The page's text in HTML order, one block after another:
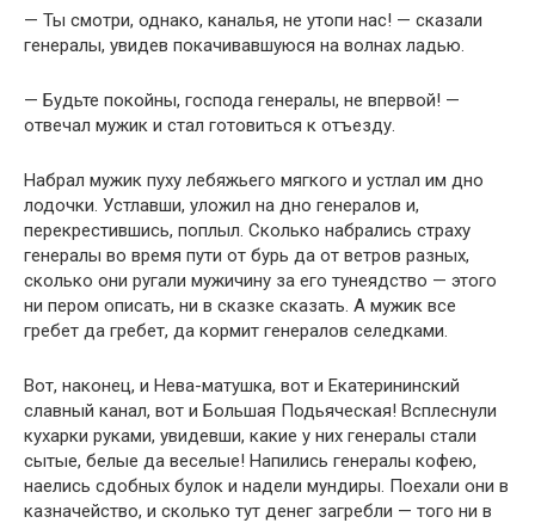
— Ты смотри, однако, каналья, не утопи нас! — сказали
генералы, увидев покачивавшуюся на волнах ладью.
— Будьте покойны, господа генералы, не впервой! —
отвечал мужик и стал готовиться к отъезду.
Набрал мужик пуху лебяжьего мягкого и устлал им дно
лодочки. Устлавши, уложил на дно генералов и,
перекрестившись, поплыл. Сколько набрались страху
генералы во время пути от бурь да от ветров разных,
сколько они ругали мужичину за его тунеядство — этого
ни пером описать, ни в сказке сказать. А мужик все
гребет да гребет, да кормит генералов селедками.
Вот, наконец, и Нева-матушка, вот и Екатерининский
славный канал, вот и Большая Подьяческая! Всплеснули
кухарки руками, увидевши, какие у них генералы стали
сытые, белые да веселые! Напились генералы кофею,
наелись сдобных булок и надели мундиры. Поехали они в
казначейство, и сколько тут денег загребли — того ни в